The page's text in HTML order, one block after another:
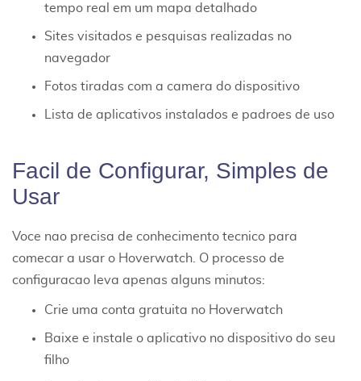
tempo real em um mapa detalhado
Sites visitados e pesquisas realizadas no
navegador
Fotos tiradas com a camera do dispositivo
Lista de aplicativos instalados e padroes de uso
Facil de Configurar, Simples de
Usar
Voce nao precisa de conhecimento tecnico para
comecar a usar o Hoverwatch. O processo de
configuracao leva apenas alguns minutos:
Crie uma conta gratuita no Hoverwatch
Baixe e instale o aplicativo no dispositivo do seu
filho